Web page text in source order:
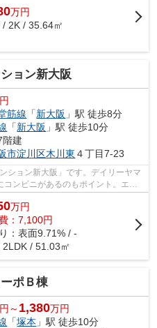
万円
/ 2K / 35.64㎡
ョン新大阪
筋線 「新大阪 」駅 徒歩8分
「新大阪 」駅 徒歩10分
階建
市淀川区木川東 ４丁目7-23
ション新大阪」です。デイリーヤマ
ンビニがあるのもポイント。エレ
...
万円
：7,100円
：表面9.71% / -
2LDK / 51.03㎡
ポＢ棟
～ 1,380万円
「塚本 」駅 徒歩10分